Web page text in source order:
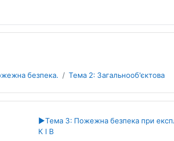
безпека. Тема 2: Загальнооб'єктова
▶︎Тема 3: Пожежна безпека при
К І В